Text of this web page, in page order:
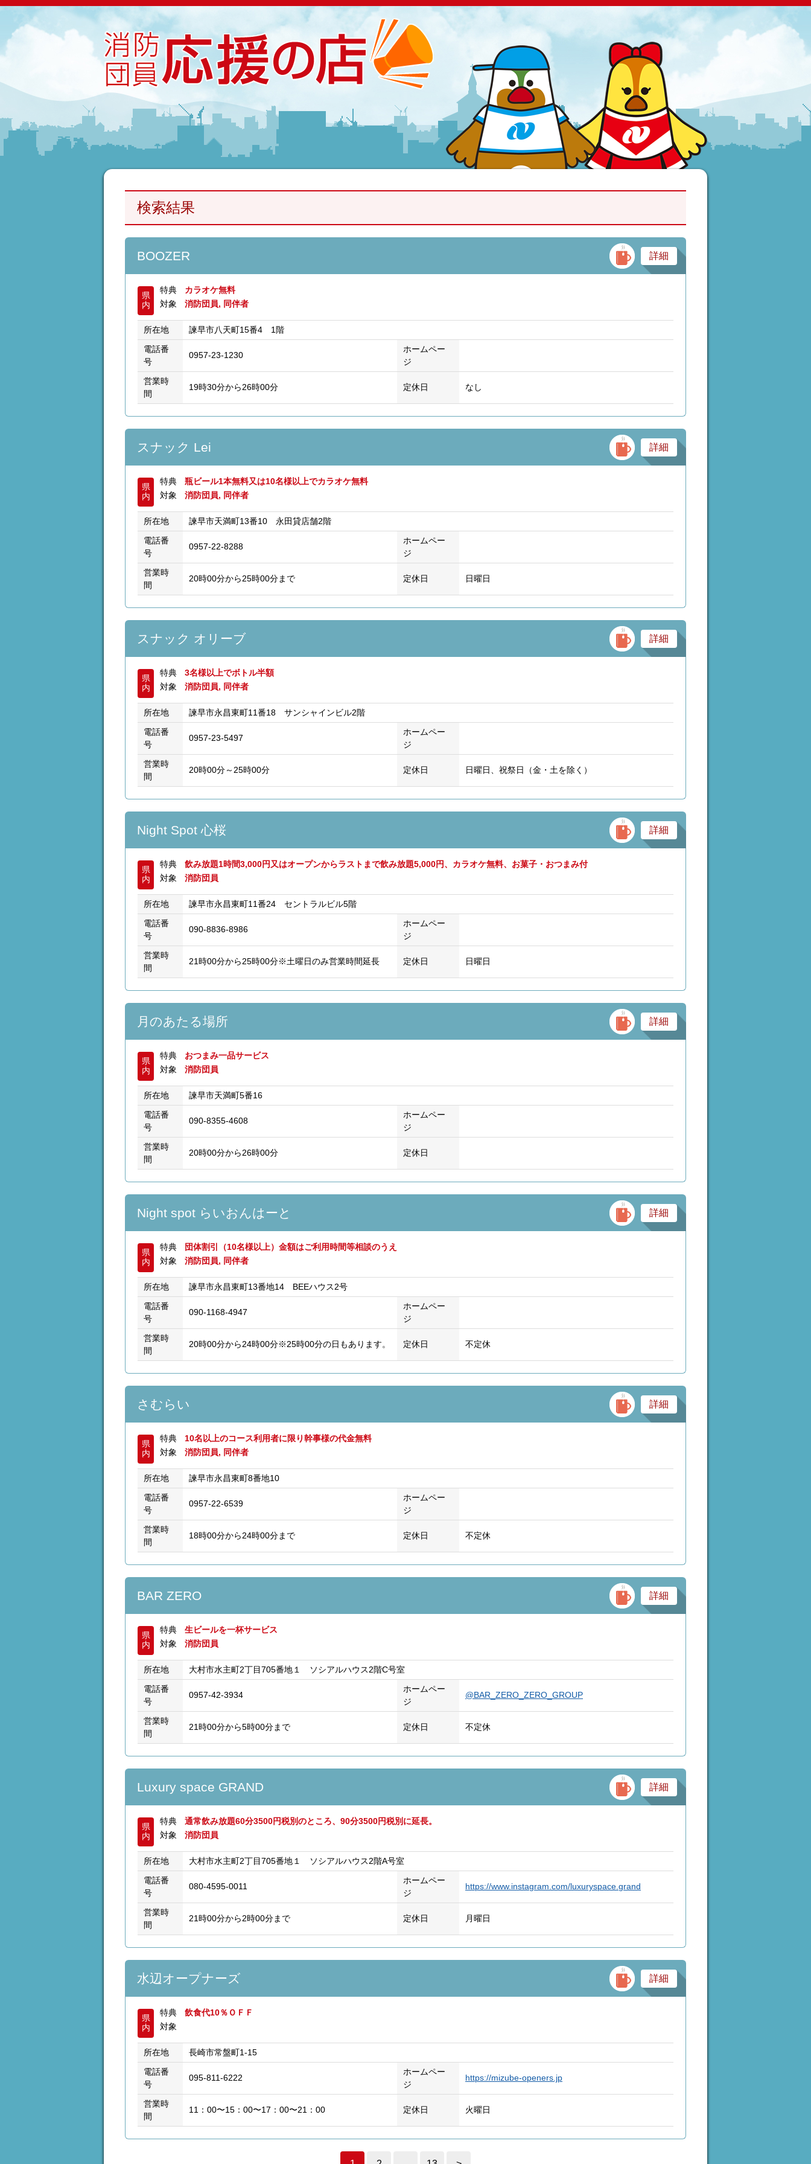
検索結果
BOOZER バー・スナック・パブ
詳細
県
内
特典
カラオケ無料
対象
消防団員, 同伴者
所在地 諫早市八天町15番4 1階
電話番
号
0957-23-1230
ホームペー
ジ
営業時
間
19時30分から26時00分 定休日 なし
スナック Lei バー・スナック・パブ
詳細
県
内
特典
瓶ビール1本無料又は10名様以上でカラオケ無料
対象
消防団員, 同伴者
所在地 諫早市天満町13番10 永田貸店舗2階
電話番
号
0957-22-8288
ホームペー
ジ
営業時
間
20時00分から25時00分まで 定休日 日曜日
スナック オリーブ バー・スナック・パブ
詳細
県
内
特典
3名様以上でボトル半額
対象
消防団員, 同伴者
所在地 諫早市永昌東町11番18 サンシャインビル2階
電話番
号
0957-23-5497
ホームペー
ジ
営業時
間
20時00分～25時00分 定休日 日曜日、祝祭日（金・土を除く）
Night Spot 心桜 バー・スナック・パブ
詳細
県
内
特典
飲み放題1時間3,000円又はオープンからラストまで飲み放題5,000円、カラオケ無料、お菓子・おつまみ付
対象
消防団員
所在地 諫早市永昌東町11番24 セントラルビル5階
電話番
号
090-8836-8986
ホームペー
ジ
営業時
間
21時00分から25時00分※土曜日のみ営業時間延長 定休日 日曜日
月のあたる場所 バー・スナック・パブ
詳細
県
内
特典
おつまみ一品サービス
対象
消防団員
所在地 諫早市天満町5番16
電話番
号
090-8355-4608
ホームペー
ジ
営業時
間
20時00分から26時00分 定休日
Night spot らいおんはーと バー・スナック・パブ
詳細
県
内
特典
団体割引（10名様以上）金額はご利用時間等相談のうえ
対象
消防団員, 同伴者
所在地 諫早市永昌東町13番地14 BEEハウス2号
電話番
号
090-1168-4947
ホームペー
ジ
営業時
間
20時00分から24時00分※25時00分の日もあります。 定休日 不定休
さむらい 居酒屋
詳細
県
内
特典
10名以上のコース利用者に限り幹事様の代金無料
対象
消防団員, 同伴者
所在地 諫早市永昌東町8番地10
電話番
号
0957-22-6539
ホームペー
ジ
営業時
間
18時00分から24時00分まで 定休日 不定休
BAR ZERO バー・スナック・パブ
詳細
県
内
特典
生ビールを一杯サービス
対象
消防団員
所在地 大村市水主町2丁目705番地１ ソシアルハウス2階C号室
電話番
号
0957-42-3934
ホームペー
ジ
@BAR_ZERO_ZERO_GROUP
営業時
間
21時00分から5時00分まで 定休日 不定休
Luxury space GRAND バー・スナック・パブ
詳細
県
内
特典
通常飲み放題60分3500円税別のところ、90分3500円税別に延長。
対象
消防団員
所在地 大村市水主町2丁目705番地１ ソシアルハウス2階A号室
電話番
号
080-4595-0011
ホームペー
ジ
https://www.instagram.com/luxuryspace.grand
営業時
間
21時00分から2時00分まで 定休日 月曜日
水辺オープナーズ 食べる
詳細
県
内
特典
飲食代10％ＯＦＦ
対象
所在地 長崎市常盤町1-15
電話番
号
095-811-6222
ホームペー
ジ
https://mizube-openers.jp
営業時
間
11：00〜15：00〜17：00〜21：00 定休日 火曜日